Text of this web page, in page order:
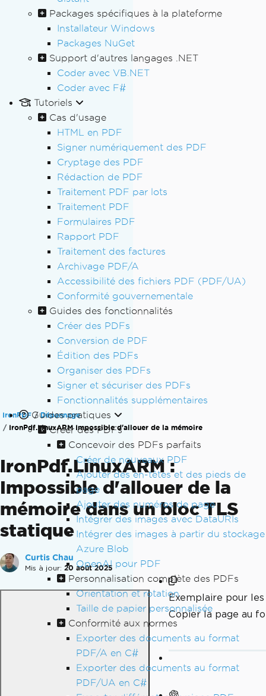
Packages spécifiques à la plateforme
Installateur Windows
Packages NuGet
Support d'autres langages .NET
Coder avec VB.NET
Coder avec F#
Tutoriels
Cas d'usage
HTML en PDF
Signer numériquement des PDF
Cryptage des PDF
Rédaction de PDF
Traitement PDF par lots
Traitement PDF
Formulaires PDF
Rapport PDF
Traitement des factures
Archivage PDF/A
Accessibilité des fichiers PDF (PDF/UA)
Conformité gouvernementale
Guides des fonctionnalités
Créer des PDFs
Conversion de PDF
Édition des PDFs
Organiser des PDFs
Signer et sécuriser des PDFs
Fonctionnalités supplémentaires
Guides pratiques
Créer des PDFs
Concevoir des PDFs parfaits
Créer de nouveaux PDF
Ajouter des en-têtes et des pieds de
page
Ajouter des numéros de page
Intégrer des images avec DataURIs
Intégrer des images à partir du stockage
Azure Blob
OpenAI pour PDF
Personnalisation complète des PDFs
Orientation et rotation
Taille de papier personnalisée
Conformité aux normes
Exporter des documents au format
PDF/A en C#
Exporter des documents au format
PDF/UA en C#
IronPDF
Dépannage
IronPdf.LinuxARM Impossible d'allouer de la mémoire
IronPdf.LinuxARM :
Impossible d'allouer de la
mémoire dans un bloc TLS
statique
Curtis Chau
Mis à jour: 20 août 2025
Exemplaire pour les
Copier la page au